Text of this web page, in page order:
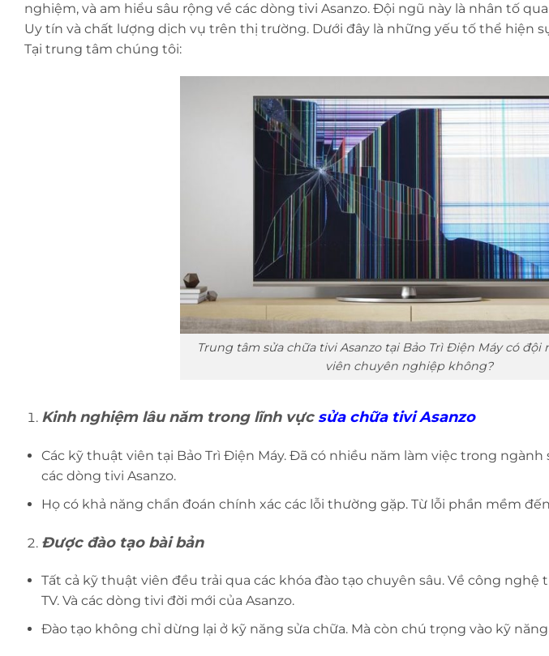
nghiệm, và am hiểu sâu rộng về các dòng tivi Asanzo. Đội ngũ này là nhân tố
Uy tín và chất lượng dịch vụ trên thị trường. Dưới đây là những yếu tố thể hiện
Tại trung tâm chúng tôi:
Trung tâm sửa chữa tivi Asanzo tại Bảo Trì Điện Máy có đội
viên chuyên nghiệp không?
Kinh nghiệm lâu năm trong lĩnh vực sửa chữa tivi Asanzo
Các kỹ thuật viên tại Bảo Trì Điện Máy. Đã có nhiều năm làm việc trong
các dòng tivi Asanzo.
Họ có khả năng chẩn đoán chính xác các lỗi thường gặp. Từ lỗi phần mềm
Được đào tạo bài bản
Tất cả kỹ thuật viên đều trải qua các khóa đào tạo chuyên sâu. Về công nghệ
TV. Và các dòng tivi đời mới của Asanzo.
Đào tạo không chỉ dừng lại ở kỹ năng sửa chữa. Mà còn chú trọng vào kỹ